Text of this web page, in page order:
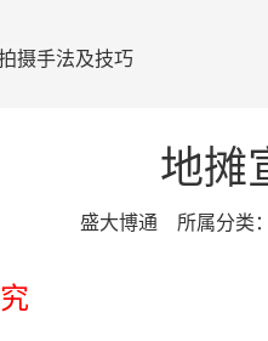
摄手法及技巧
地摊
盛大博通 所属分类